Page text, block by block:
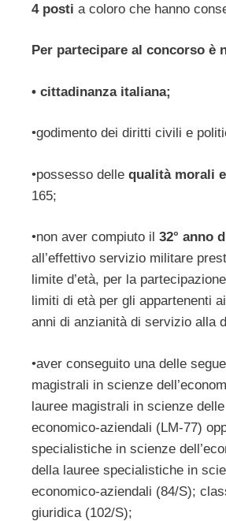
4 posti a coloro che hanno
Per partecipare al concorso è
• cittadinanza italiana;
•godimento dei diritti civili e
•possesso delle qualità morali
165;
•non aver compiuto il 32° anno
all’effettivo servizio militare
limite d’età, per la
limiti di età per gli appartenenti
anni di anzianità di servizio alla
•aver conseguito una delle
magistrali in scienze
lauree magistrali in scienze
economico-aziendali (LM-77)
specialistiche in scienze
della lauree specialistiche in
economico-aziendali (84/S);
giuridica (102/S);